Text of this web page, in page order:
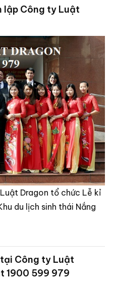
lập Công ty Luật
Dragon tổ chức Lễ kỉ
du lịch sinh thái Nắng
Công ty Luật
1900 599 979